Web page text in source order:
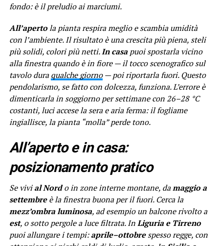
fondo: è il preludio ai marciumi.
All’apertola pianta respira meglio e scambia umidità
con l’ambiente. Il risultato è una crescita più piena, steli
più solidi, colori più netti.In casapuoi spostarla vicino
alla finestra quando è in fiore — il tocco scenografico sul
tavolo duraqualche giorno— poi riportarla fuori. Questo
pendolarismo, se fatto con dolcezza, funziona. L’errore è
dimenticarla in soggiorno per settimane con 26–28 °C
costanti, luci accese la sera e aria ferma: il fogliame
ingiallisce, la pianta “molla” perde tono.
All’aperto e in casa:
posizionamento pratico
Se vivial Nordo in zone interne montane, damaggio a
settembreè la finestra buona per il fuori. Cerca la
mezz’ombra luminosa, ad esempio un balcone rivolto a
est, o sotto pergole a luce filtrata. InLiguria e Tirreno
puoi allungare i tempi:aprile–ottobrespesso regge, con